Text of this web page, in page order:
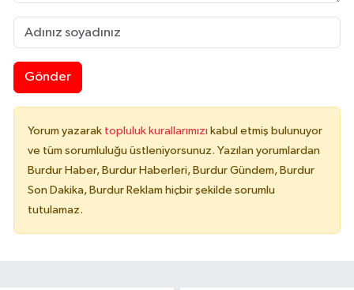
Gönder
Yorum yazarak topluluk kurallarımızı kabul etmiş bulunuyor
ve tüm sorumluluğu üstleniyorsunuz. Yazılan yorumlardan
Burdur Haber, Burdur Haberleri, Burdur Gündem, Burdur
Son Dakika, Burdur Reklam hiçbir şekilde sorumlu
tutulamaz.